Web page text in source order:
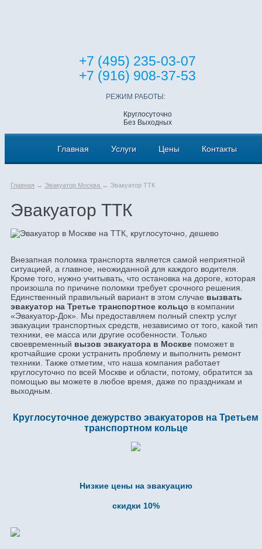
+7 (495) 235-03-07
+7 (916) 908-37-53
РЕЖИМ РАБОТЫ:
Круглосуточно
Без Выходных
Главная Услуги Цены Контакты
Главная → Эвакуатор Москва → Эвакуатор ТТК
Эвакуатор ТТК
Внезапная поломка транспорта является самой неприятной
ситуацией, а главное, неожиданной для каждого водителя.
Кроме того, нужно учитывать, что остановка на дороге, которая
произошла по причине поломки требует срочного решения.
Единственный правильный вариант в этом случае вызвать
эвакуатор на Третье транспортное кольцо в компании
«Эвакуатор-Док». Мы предоставляем полный спектр услуг
эвакуации транспортных средств, независимо от того, какой тип
техники, ее масса или другие особенности. Только
своевременный вызов эвакуатора в Москве поможет в
кротчайшие сроки устранить проблему и выполнить ремонт
техники. Также отметим, что наша компания работает
круглосуточно по всей Москве и области, потому, обратится за
помощью вы можете в любое время, даже по праздникам и
выходным.
Круглосуточное дежурство эвакуаторов на Третьем
транспортном кольце
Низкие цены на эвакуацию
скидки 10%